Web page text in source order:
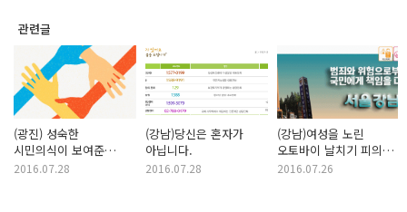
관련글
(광진) 성숙한
시민의식이 보여준
'모세의 기적'
2016.07.28
(강남)당신은 혼자가
아닙니다.
2016.07.28
(강남)여성을 노린
오토바이 날치기 피의자
검거
2016.07.26